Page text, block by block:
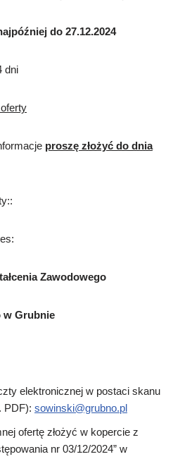
do 27.12.2024
dni
proszę złożyć do dnia
Zawodowego
w Grubnie
elektronicznej w postaci skanu
PDF): sowinski@grubno.pl
ofertę złożyć w kopercie z
nr 03/12/2024” w